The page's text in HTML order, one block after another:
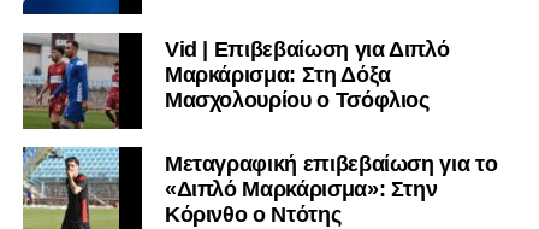
Καλωσορίζουμε τον Βασίλη στην οικογένεια του
Σαρωνικού και του ευχόμαστε υγεία και πολλές
επιτυχίες.»
Η ανακοίνωση για τον Χρυσόστομο Στάγκο
Vid | Επιβεβαίωση για Διπλό
Μαρκάρισμα: Στη Δόξα
Μασχολουρίου ο Τσόφλιος
Μεταγραφική επιβεβαίωση για το
«Διπλό Μαρκάρισμα»: Στην
Κόρινθο ο Ντότης